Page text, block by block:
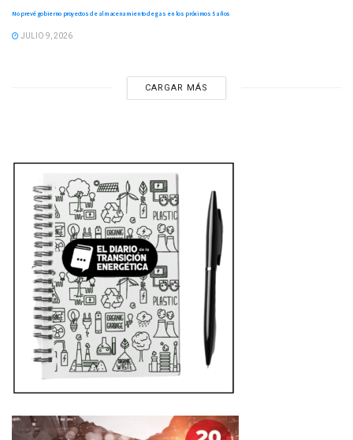
No prevé gobierno proyectos de almacenamiento de gas en los próximos 5 años
JULIO 9, 2026
CARGAR MÁS